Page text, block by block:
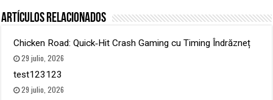
Artículos relacionados
Chicken Road: Quick‑Hit Crash Gaming cu Timing Îndrăzneț
29 julio, 2026
test123123
29 julio, 2026